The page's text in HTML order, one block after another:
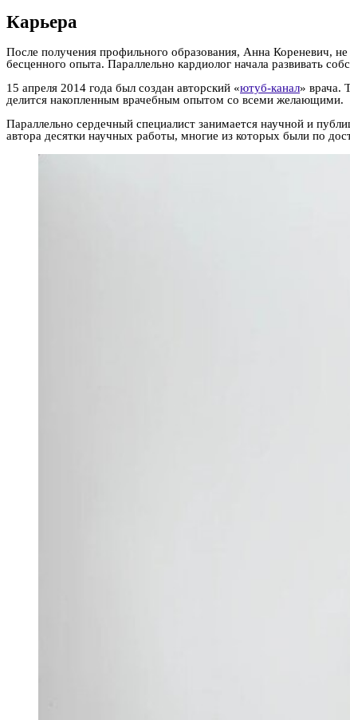
Карьера
После получения профильного образования, Анна Кореневич,
бесценного опыта. Параллельно кардиолог начала развивать
15 апреля 2014 года был создан авторский «ютуб-канал» врача.
делится накопленным врачебным опытом со всеми желающими.
Параллельно сердечный специалист занимается научной и
автора десятки научных работы, многие из которых были по